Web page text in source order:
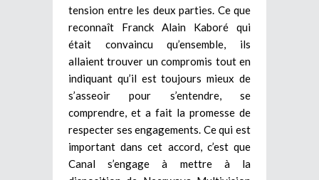
tension entre les deux parties. Ce que
reconnaît Franck Alain Kaboré qui
était convaincu qu’ensemble, ils
allaient trouver un compromis tout en
indiquant qu’il est toujours mieux de
s’asseoir pour s’entendre, se
comprendre, et a fait la promesse de
respecter ses engagements. Ce qui est
important dans cet accord, c’est que
Canal s’engage à mettre à la